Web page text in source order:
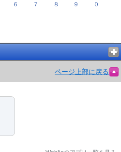
６ ７ ８ ９ ０
ページ上部に戻る